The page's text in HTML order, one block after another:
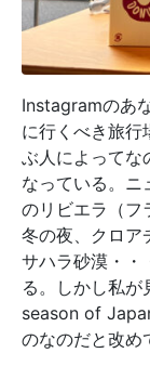
Instagramのあ
に行くべき旅行
ぶ人によってな
なっている。ニ
のリビエラ（フ
冬の夜、クロア
サハラ砂漠・・
る。しかし私
season of
のなのだと改め